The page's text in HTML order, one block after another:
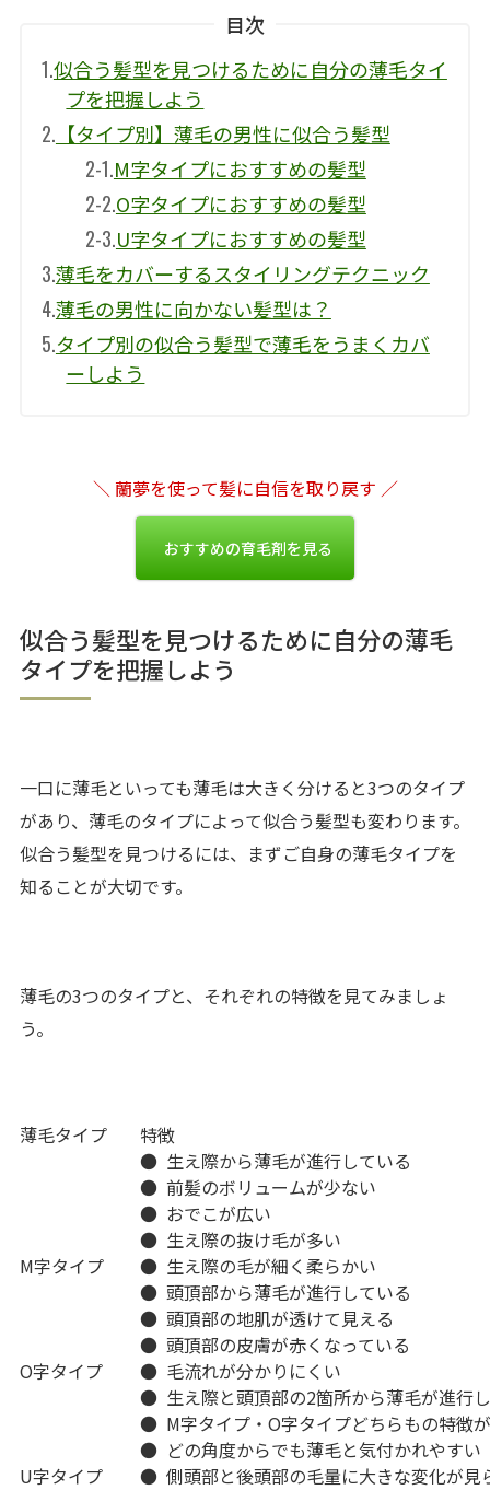
目次
1.似合う髪型を見つけるために自分の薄毛タイ
プを把握しよう
2. 【タイプ別】薄毛の男性に似合う髪型
2-1.M字タイプにおすすめの髪型
2-2.O字タイプにおすすめの髪型
2-3.U字タイプにおすすめの髪型
3.薄毛をカバーするスタイリングテクニック
4.薄毛の男性に向かない髪型は？
5.タイプ別の似合う髪型で薄毛をうまくカバ
ーしよう
＼ 蘭夢を使って髪に自信を取り戻す ／
おすすめの育毛剤を見る
似合う髪型を見つけるために自分の薄毛
タイプを把握しよう
一口に薄毛といっても薄毛は大きく分けると3つのタイプ
があり、薄毛のタイプによって似合う髪型も変わります。
似合う髪型を見つけるには、まずご自身の薄毛タイプを
知ることが大切です。
薄毛の3つのタイプと、それぞれの特徴を見てみましょ
う。
薄毛タイプ 特徴
M字タイプ
● 生え際から薄毛が進行している
● 前髪のボリュームが少ない
● おでこが広い
● 生え際の抜け毛が多い
● 生え際の毛が細く柔らかい
O字タイプ
● 頭頂部から薄毛が進行している
● 頭頂部の地肌が透けて見える
● 頭頂部の皮膚が赤くなっている
● 毛流れが分かりにくい
U字タイプ
● 生え際と頭頂部の2箇所から薄毛が進行
● M字タイプ・ O字タイプどちらもの特徴
● どの角度からでも薄毛と気付かれやすい
● 側頭部と後頭部の毛量に大きな変化が見